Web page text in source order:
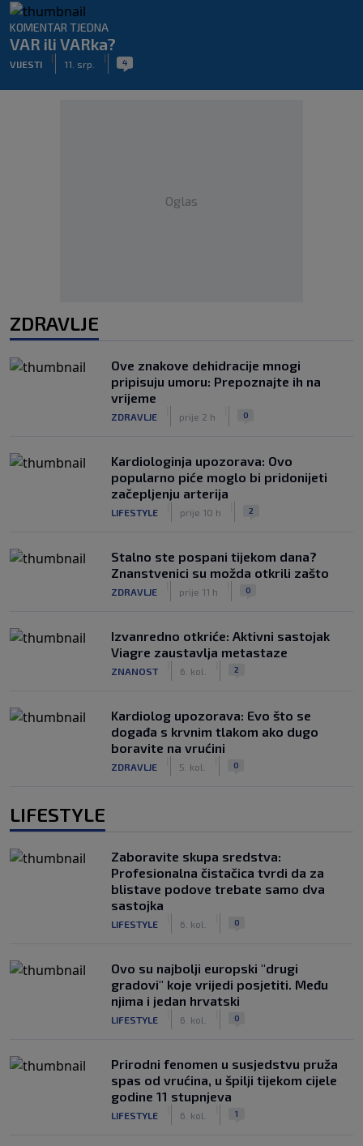
KOMENTAR TJEDNA
VAR ili VARka?
VIJESTI
|
11. srp.
| 4
Oglas
ZDRAVLJE
Ove znakove dehidracije mnogi
pripisuju umoru: Prepoznajte ih na
vrijeme
ZDRAVLJE prije 2 h 0
Kardiologinja upozorava: Ovo
popularno piće moglo bi pridonijeti
začepljenju arterija
LIFESTYLE prije 10 h 2
Stalno ste pospani tijekom dana?
Znanstvenici su možda otkrili zašto
ZDRAVLJE prije 11 h 0
Izvanredno otkriće: Aktivni sastojak
Viagre zaustavlja metastaze
ZNANOST 6. kol. 2
Kardiolog upozorava: Evo što se
događa s krvnim tlakom ako dugo
boravite na vrućini
ZDRAVLJE 5. kol. 0
LIFESTYLE
Zaboravite skupa sredstva:
Profesionalna čistačica tvrdi da za
blistave podove trebate samo dva
sastojka
LIFESTYLE 6. kol. 0
Ovo su najbolji europski "drugi
gradovi" koje vrijedi posjetiti. Među
njima i jedan hrvatski
LIFESTYLE 6. kol. 0
Prirodni fenomen u susjedstvu pruža
spas od vrućina, u špilji tijekom cijele
godine 11 stupnjeva
LIFESTYLE 6. kol. 1